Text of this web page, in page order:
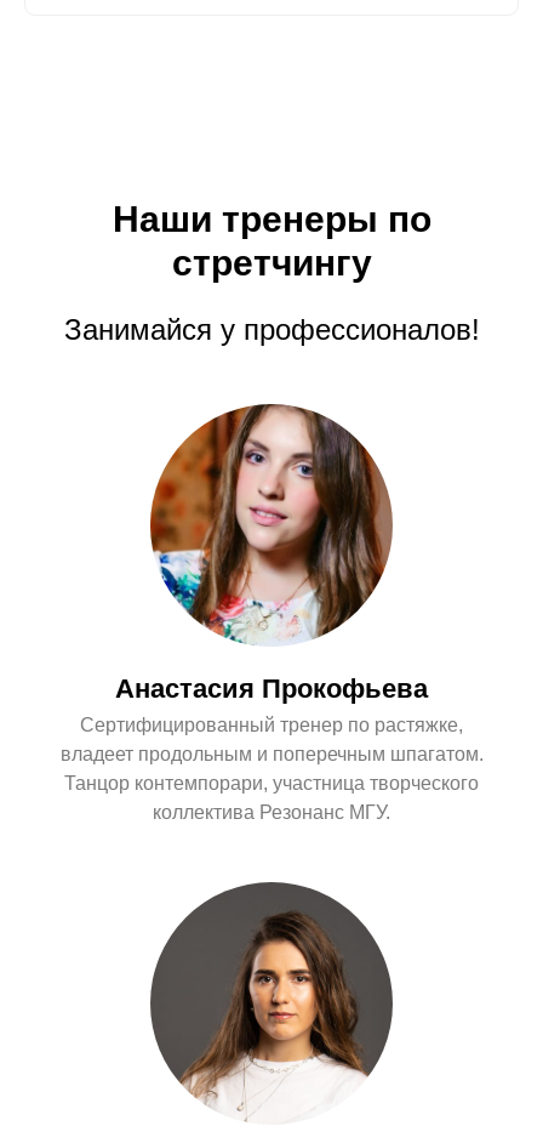
Наши тренеры по
стретчингу
Занимайся у профессионалов!
Анастасия Прокофьева
Сертифицированный тренер по растяжке,
владеет продольным и поперечным шпагатом.
Танцор контемпорари, участница творческого
коллектива Резонанс МГУ.